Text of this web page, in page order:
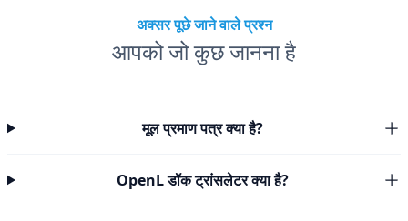
अक्सर पूछे जाने वाले प्रश्न
आपको जो कुछ जानना है
मूल प्रमाण पत्र क्या है?
OpenL डॉक ट्रांसलेटर क्या है?